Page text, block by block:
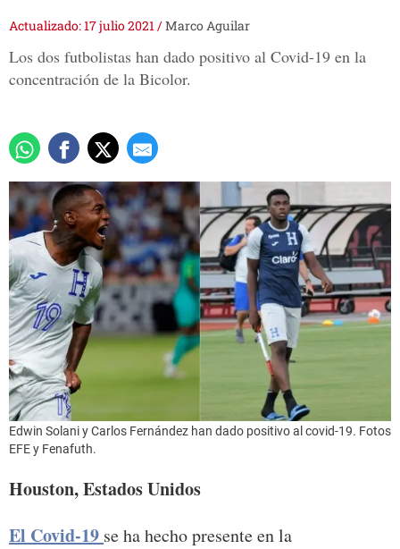
Actualizado: 17 julio 2021/Marco Aguilar
Los dos futbolistas han dado positivo al Covid-19 en la
concentración de la Bicolor.
Edwin Solani y Carlos Fernández han dado positivo al covid-19. Fotos
EFE y Fenafuth.
Houston, Estados Unidos
El Covid-19 se ha hecho presente en la